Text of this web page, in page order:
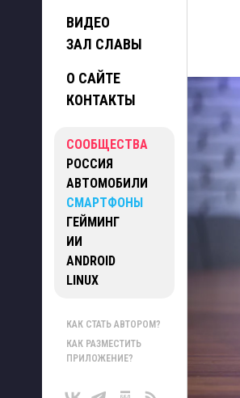
ВИДЕО
ЗАЛ СЛАВЫ
О САЙТЕ
КОНТАКТЫ
СООБЩЕСТВА
РОССИЯ
АВТОМОБИЛИ
СМАРТФОНЫ
ГЕЙМИНГ
ИИ
ANDROID
LINUX
КАК СТАТЬ АВТОРОМ?
КАК РАЗМЕСТИТЬ
ПРИЛОЖЕНИЕ?